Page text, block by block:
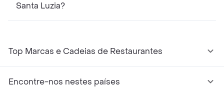
Santa Luzia?
Top Marcas e Cadeias de Restaurantes
Encontre-nos nestes países